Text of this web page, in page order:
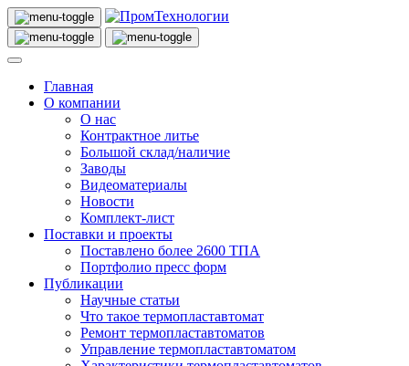
Главная
О компании
О нас
Контрактное литье
Большой склад/наличие
Заводы
Видеоматериалы
Новости
Комплект-лист
Поставки и проекты
Поставлено более 2600 ТПА
Портфолио пресс форм
Публикации
Научные статьи
Что такое термопластавтомат
Ремонт термопластавтоматов
Управление термопластавтоматом